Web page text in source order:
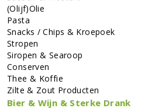
(Olijf)Olie
Pasta
Snacks / Chips & Kroepoek
Stropen
Siropen & Searoop
Conserven
Thee & Koffie
Zilte & Zout Producten
Bier & Wijn & Sterke Drank